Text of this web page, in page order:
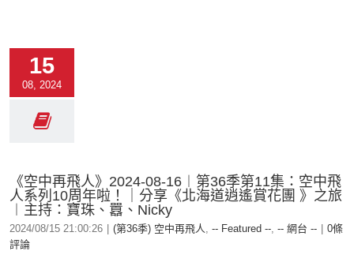
15
08, 2024
《空中再飛人》2024-08-16︱第36季第11集：空中飛
人系列10周年啦！｜分享《北海道逍遙賞花團 》之旅
︱主持：寶珠、囂、Nicky
2024/08/15 21:00:26 (第36季) 空中再飛人, -- Featured --, -- 網台 --
0條
評論